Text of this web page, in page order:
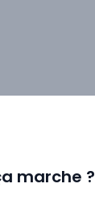
marche ?